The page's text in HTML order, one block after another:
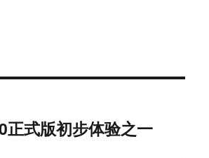
式版初步体验之一